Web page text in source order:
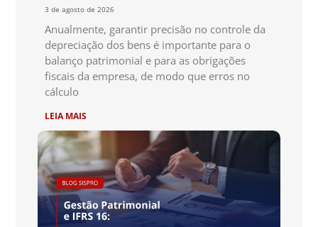
3 de agosto de 2026
Anualmente, garantir precisão no controle da
depreciação dos bens é importante para o
balanço patrimonial e para as obrigações
fiscais da empresa, de modo que erros no
cálculo
LEIA MAIS